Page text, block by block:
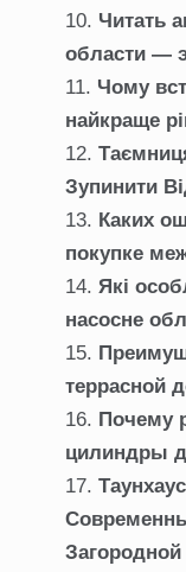
Читать
области —
Чому
найкраще
Зупинити
Каких
покупке
Які
насосне
террасной
Почему
цилиндры